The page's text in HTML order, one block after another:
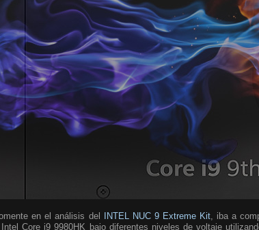
en el análisis del INTEL NUC 9 Extreme Kit, iba a
Intel Core i9 9980HK bajo diferentes niveles de voltaje